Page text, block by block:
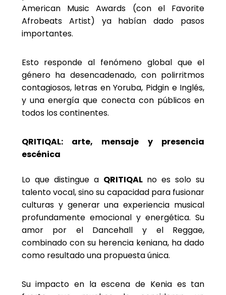
American Music Awards (con el Favorite
Afrobeats Artist) ya habían dado pasos
importantes.
Esto responde al fenómeno global que el
género ha desencadenado, con polirritmos
contagiosos, letras en Yoruba, Pidgin e Inglés,
y una energía que conecta con públicos en
todos los continentes.
QRITIQAL: arte, mensaje y presencia
escénica
Lo que distingue a QRITIQALno es solo su
talento vocal, sino su capacidad para fusionar
culturas y generar una experiencia musical
profundamente emocional y energética. Su
amor por el Dancehall y el Reggae,
combinado con su herencia keniana, ha dado
como resultado una propuesta única.
Su impacto en la escena de Kenia es tan